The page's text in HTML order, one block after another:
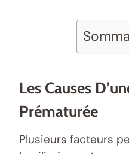
Les Causes
Prématurée
Plusieurs facteurs